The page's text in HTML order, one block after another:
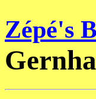
Zépé's